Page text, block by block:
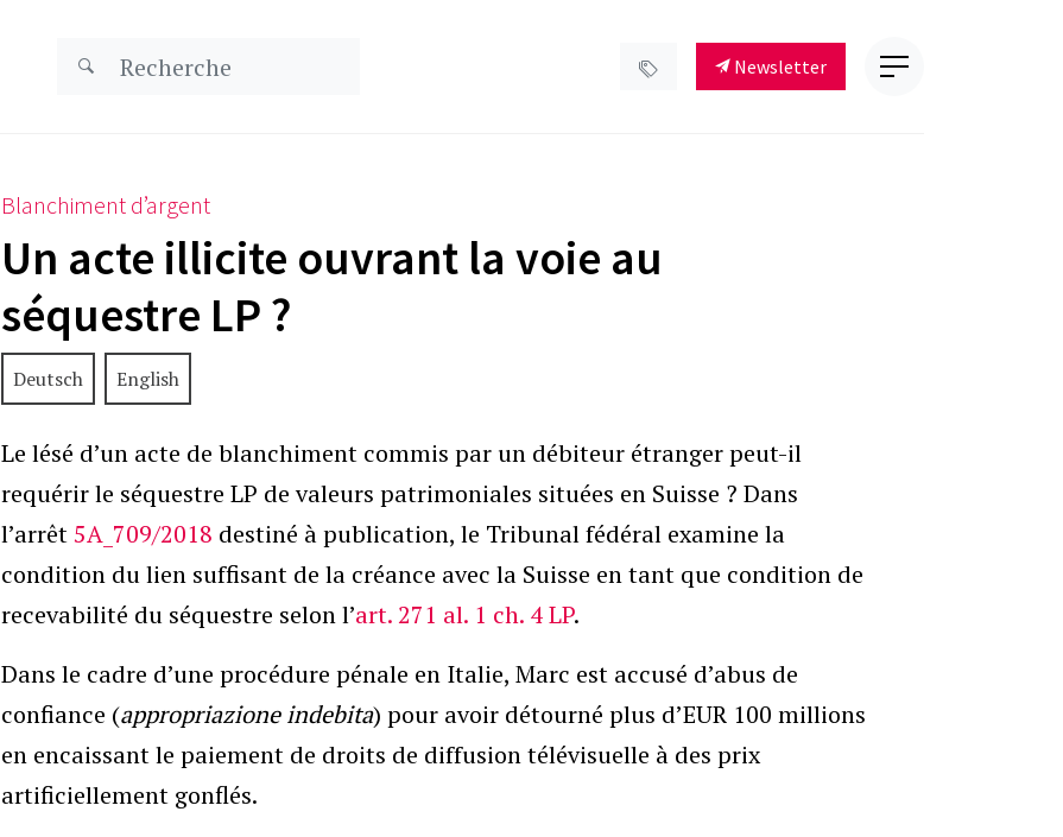
Newsletter
Blanchiment d’argent
Un acte illicite ouvrant la voie au
séquestre LP ?
Deutsch English
Le lésé d’un acte de blanchiment commis par un débiteur étranger peut-il
requérir le séquestre LP de valeurs patrimoniales situées en Suisse ? Dans
l’arrêt5A_709/2018 destiné à publication, le Tribunal fédéral examine la
condition du lien suffisant de la créance avec la Suisse en tant que condition de
recevabilité du séquestre selon l’art. 271 al. 1 ch. 4 LP.
Dans le cadre d’une procédure pénale en Italie, Marc est accusé d’abus de
confiance (appropriazione indebita) pour avoir détourné plus d’EUR 100 millions
en encaissant le paiement de droits de diffusion télévisuelle à des prix
artificiellement gonflés.